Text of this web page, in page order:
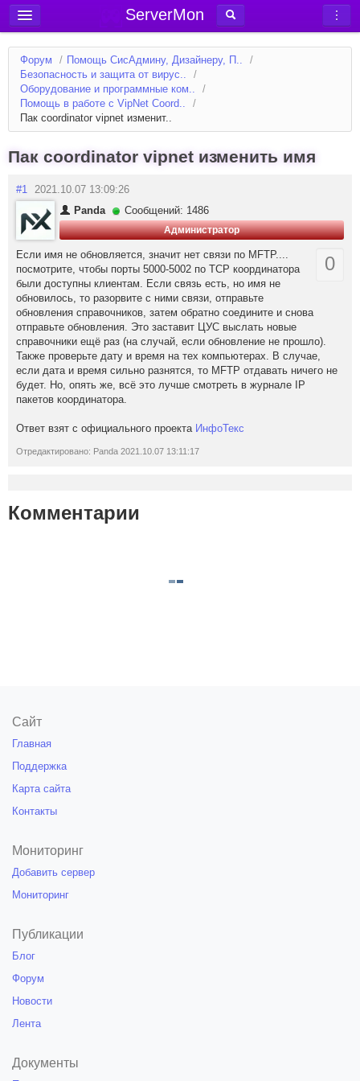
ServerMon
Добавить сервер
Мониторинг серверов
Новости
Блог
Статьи
Вход в аккаунт
Форум / Помощь СисАдмину, Дизайнеру, П..
/
Безопасность и защита от вирус..
/
Оборудование и программные ком..
/
Помощь в работе с VipNet Coord..
/
Пак coordinator vipnet изменит..
Пак coordinator vipnet изменить имя
#1 2021.10.07 13:09:26
Panda
Сообщений: 1486
Администратор
0
Если имя не обновляется, значит нет связи по MFTP....
посмотрите, чтобы порты 5000-5002 по TCP координатора
были доступны клиентам. Если связь есть, но имя не
обновилось, то разорвите с ними связи, отправьте
обновления справочников, затем обратно соедините и снова
отправьте обновления. Это заставит ЦУС выслать новые
справочники ещё раз (на случай, если обновление не прошло).
Также проверьте дату и время на тех компьютерах. В случае,
если дата и время сильно разнятся, то MFTP отдавать ничего не
будет. Но, опять же, всё это лучше смотреть в журнале IP
пакетов координатора.
Ответ взят с официального проекта ИнфоТекс
Отредактировано: Panda 2021.10.07 13:11:17
Комментарии
Сайт
Главная
Поддержка
Карта сайта
Контакты
Мониторинг
Добавить сервер
Мониторинг
Публикации
Блог
Форум
Новости
Лента
Документы